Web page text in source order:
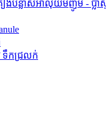
បន្លាស់អាលុយមីញ៉ូម - ប្លាស្ទិ
/ ទឹកជ្រលក់